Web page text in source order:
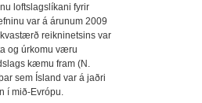
loftslagslíkani fyrir
var á árunum 2009
reikninetsins var
og úrkomu væru
kæmu fram (N.
sem Ísland var á jaðri
í mið-Evrópu.